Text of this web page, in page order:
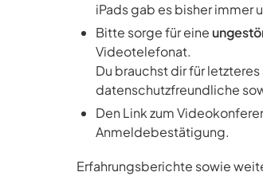
iPads gab es bisher immer
Bitte sorge für eine
Videotelefonat.
Du brauchst dir für
datenschutzfreundliche
Den Link zum
Anmeldebestätigung.
Erfahrungsberichte sowie